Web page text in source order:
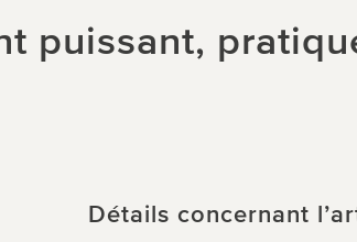
puissant,
Détails concernant